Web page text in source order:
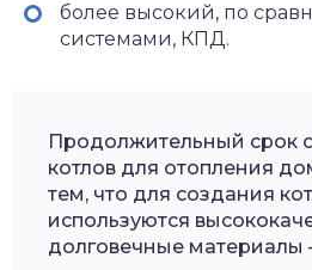
более высокий, по
системами, КПД.
Продолжительный срок
котлов для отопления
тем, что для создания
используются
долговечные материалы